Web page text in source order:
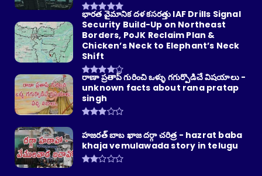
భారత వైమానిక దళ కసరత్తు IAF Drills Signal
Security Build-Up on Northeast
Borders, PoJK Reclaim Plan &
Chicken’s Neck to Elephant’s Neck
Shift
రాణా ప్రతాప్ గురించి ఒళ్ళు గగుర్పొడిచే విషయాలు -
unknown facts about rana pratap
singh
హజరత్ బాబ ఖాజ దర్గా చరిత్ర - hazrat baba
khaja vemulawada story in telugu